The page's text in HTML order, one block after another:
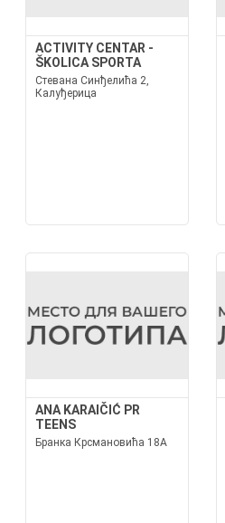
ACTIVITY CENTAR -
ŠKOLICA SPORTA
Стевана Синђелића 2,
Калуђерица
ANA KARAIČIĆ PR
TEENS
Бранка Крсмановића 18А